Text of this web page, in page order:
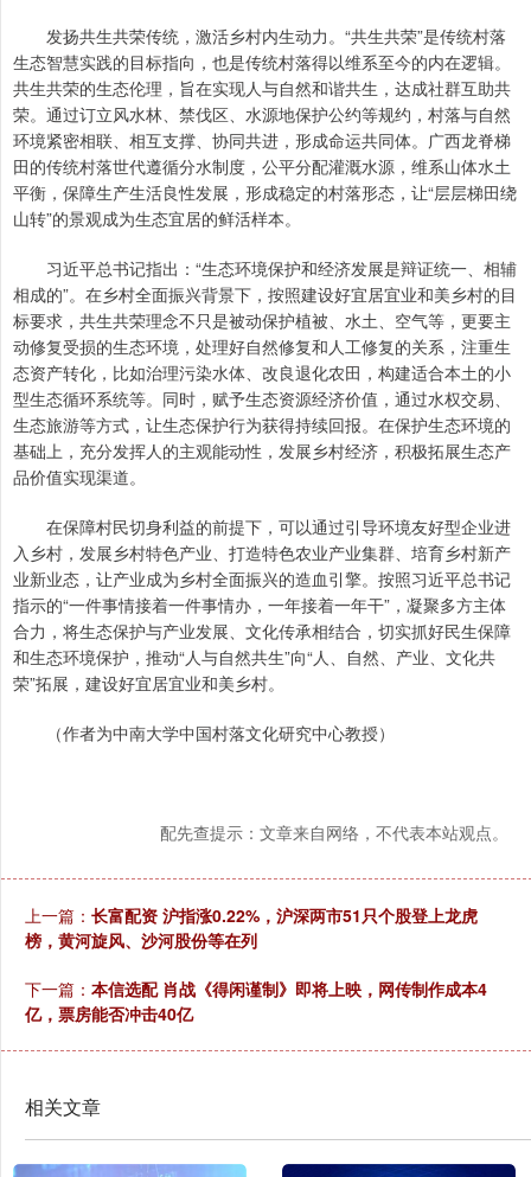
发扬共生共荣传统，激活乡村内生动力。“共生共荣”是传统村落
生态智慧实践的目标指向，也是传统村落得以维系至今的内在逻辑。
共生共荣的生态伦理，旨在实现人与自然和谐共生，达成社群互助共
荣。通过订立风水林、禁伐区、水源地保护公约等规约，村落与自然
环境紧密相联、相互支撑、协同共进，形成命运共同体。广西龙脊梯
田的传统村落世代遵循分水制度，公平分配灌溉水源，维系山体水土
平衡，保障生产生活良性发展，形成稳定的村落形态，让“层层梯田绕
山转”的景观成为生态宜居的鲜活样本。
习近平总书记指出：“生态环境保护和经济发展是辩证统一、相辅
相成的”。在乡村全面振兴背景下，按照建设好宜居宜业和美乡村的目
标要求，共生共荣理念不只是被动保护植被、水土、空气等，更要主
动修复受损的生态环境，处理好自然修复和人工修复的关系，注重生
态资产转化，比如治理污染水体、改良退化农田，构建适合本土的小
型生态循环系统等。同时，赋予生态资源经济价值，通过水权交易、
生态旅游等方式，让生态保护行为获得持续回报。在保护生态环境的
基础上，充分发挥人的主观能动性，发展乡村经济，积极拓展生态产
品价值实现渠道。
在保障村民切身利益的前提下，可以通过引导环境友好型企业进
入乡村，发展乡村特色产业、打造特色农业产业集群、培育乡村新产
业新业态，让产业成为乡村全面振兴的造血引擎。按照习近平总书记
指示的“一件事情接着一件事情办，一年接着一年干”，凝聚多方主体
合力，将生态保护与产业发展、文化传承相结合，切实抓好民生保障
和生态环境保护，推动“人与自然共生”向“人、自然、产业、文化共
荣”拓展，建设好宜居宜业和美乡村。
（作者为中南大学中国村落文化研究中心教授）
配先查提示：文章来自网络，不代表本站观点。
上一篇： 长富配资 沪指涨0.22%，沪深两市51只个股登上龙虎
榜，黄河旋风、沙河股份等在列
下一篇： 本信选配 肖战《得闲谨制》即将上映，网传制作成本4
亿，票房能否冲击40亿
相关文章